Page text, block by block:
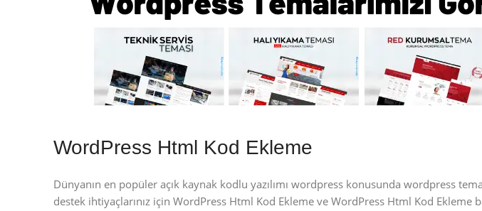
WordPress Html Kod Ekleme
Dünyanın en popüler açık kaynak kodlu yazılımı wordpress konusunda wordpress
destek ihtiyaçlarınız için WordPress Html Kod Ekleme ve WordPress Html Kod Ekleme